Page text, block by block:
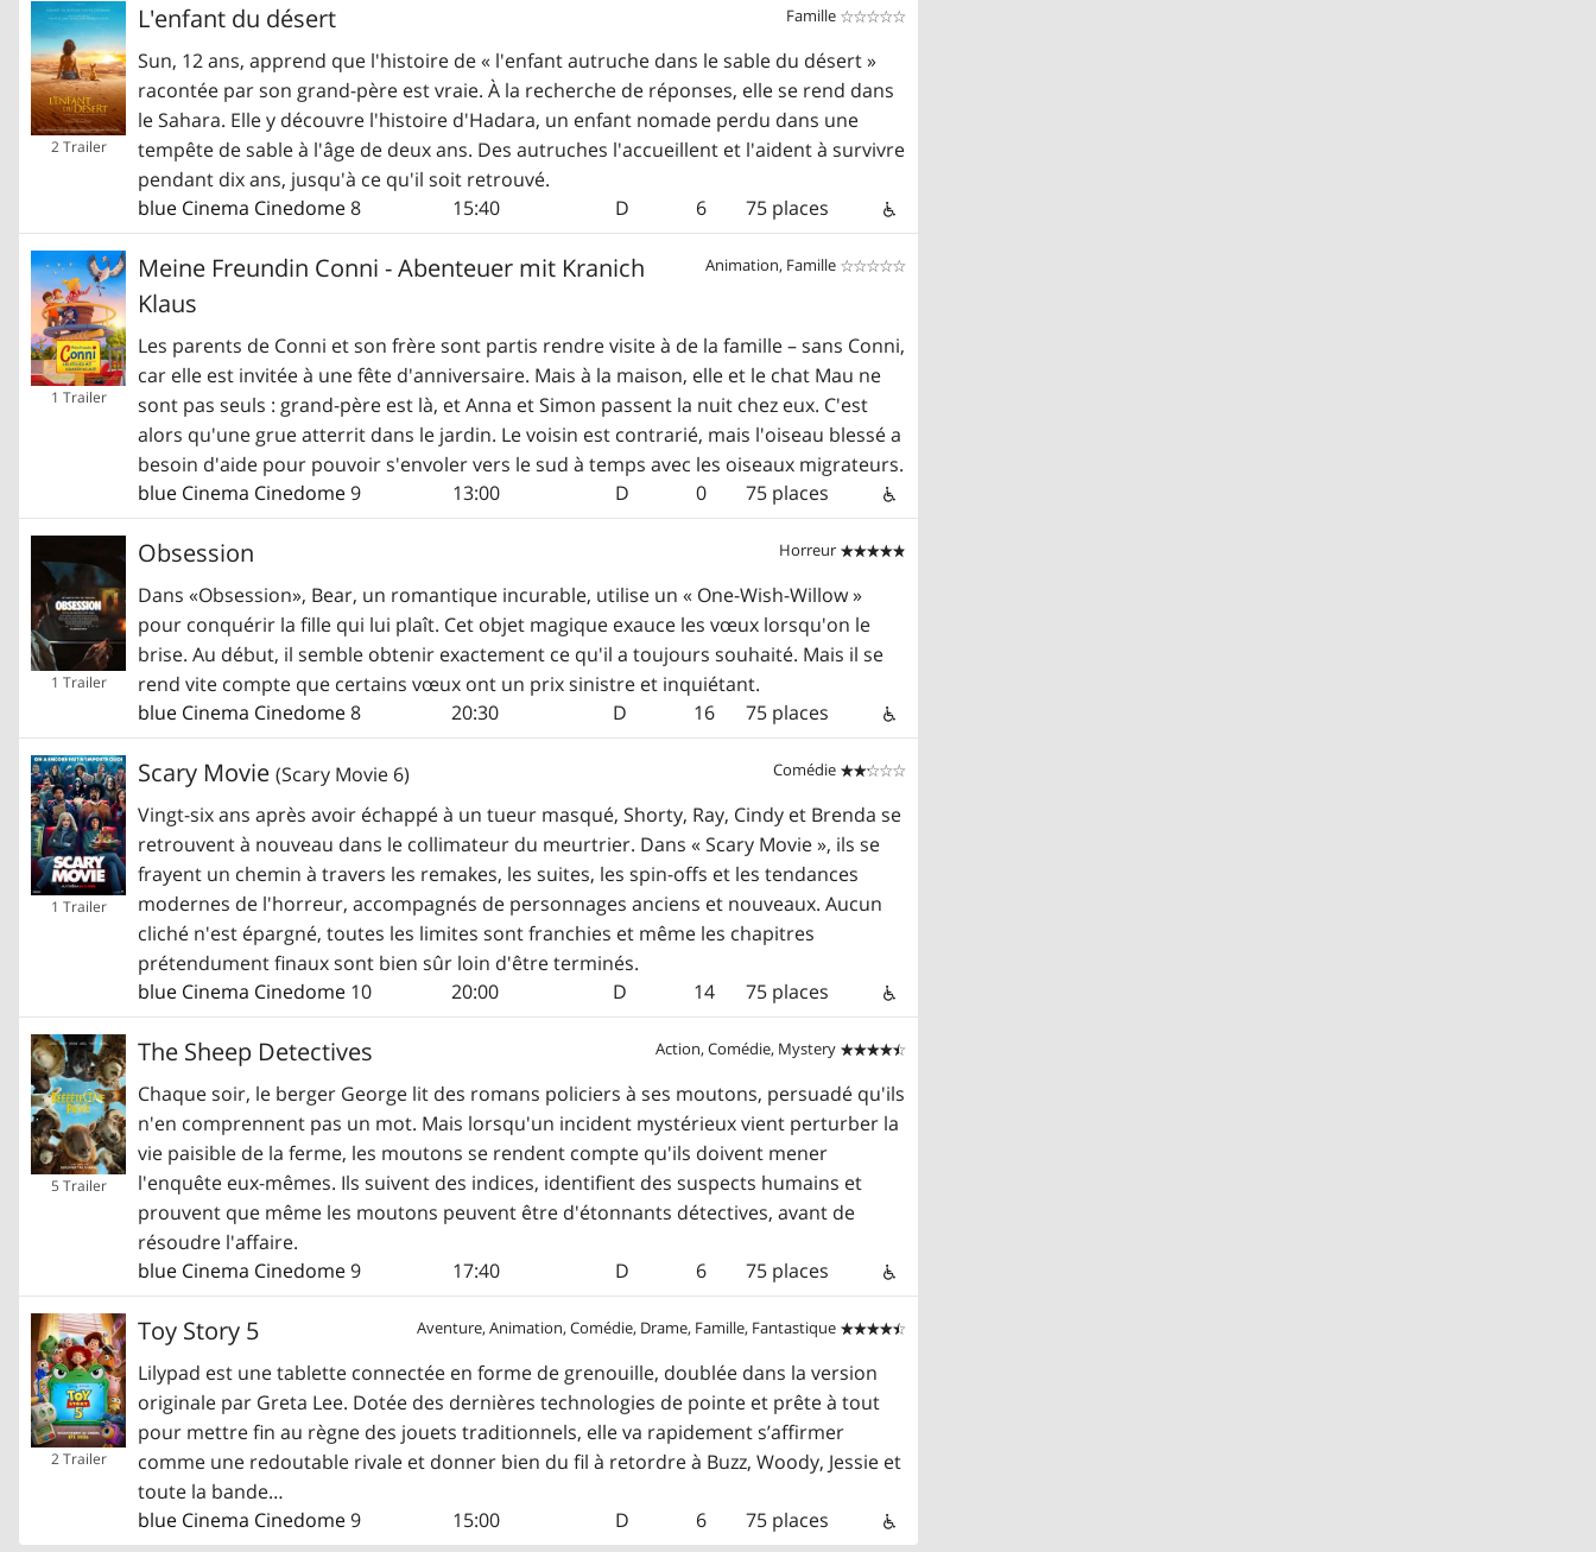
Famille 

2 Trailer
L'enfant du désert
Sun, 12 ans, apprend que l'histoire de « l'enfant autruche dans le sable du désert »
racontée par son grand-père est vraie. À la recherche de réponses, elle se rend dans
le Sahara. Elle y découvre l'histoire d'Hadara, un enfant nomade perdu dans une
tempête de sable à l'âge de deux ans. Des autruches l'accueillent et l'aident à survivre
pendant dix ans, jusqu'à ce qu'il soit retrouvé.
blue Cinema Cinedome8 15:40 D 6 75 places
Animation, Famille 

1 Trailer
Meine Freundin Conni - Abenteuer mit Kranich
Klaus
Les parents de Conni et son frère sont partis rendre visite à de la famille – sans Conni,
car elle est invitée à une fête d'anniversaire. Mais à la maison, elle et le chat Mau ne
sont pas seuls : grand-père est là, et Anna et Simon passent la nuit chez eux. C'est
alors qu'une grue atterrit dans le jardin. Le voisin est contrarié, mais l'oiseau blessé a
besoin d'aide pour pouvoir s'envoler vers le sud à temps avec les oiseaux migrateurs.
blue Cinema Cinedome9 13:00 D 0 75 places
Horreur 

1 Trailer
Obsession
Dans «Obsession», Bear, un romantique incurable, utilise un « One-Wish-Willow »
pour conquérir la fille qui lui plaît. Cet objet magique exauce les vœux lorsqu'on le
brise. Au début, il semble obtenir exactement ce qu'il a toujours souhaité. Mais il se
rend vite compte que certains vœux ont un prix sinistre et inquiétant.
blue Cinema Cinedome8 20:30 D 16 75 places
Comédie 

1 Trailer
Scary Movie (Scary Movie 6)
Vingt-six ans après avoir échappé à un tueur masqué, Shorty, Ray, Cindy et Brenda se
retrouvent à nouveau dans le collimateur du meurtrier. Dans « Scary Movie », ils se
frayent un chemin à travers les remakes, les suites, les spin-offs et les tendances
modernes de l'horreur, accompagnés de personnages anciens et nouveaux. Aucun
cliché n'est épargné, toutes les limites sont franchies et même les chapitres
prétendument finaux sont bien sûr loin d'être terminés.
blue Cinema Cinedome 10 20:00 D 14 75 places
Action, Comédie, Mystery 

5 Trailer
The Sheep Detectives
Chaque soir, le berger George lit des romans policiers à ses moutons, persuadé qu'ils
n'en comprennent pas un mot. Mais lorsqu'un incident mystérieux vient perturber la
vie paisible de la ferme, les moutons se rendent compte qu'ils doivent mener
l'enquête eux-mêmes. Ils suivent des indices, identifient des suspects humains et
prouvent que même les moutons peuvent être d'étonnants détectives, avant de
résoudre l'affaire.
blue Cinema Cinedome9 17:40 D 6 75 places
Aventure, Animation, Comédie, Drame, Famille, Fantastique 

2 Trailer
Toy Story 5
Lilypad est une tablette connectée en forme de grenouille, doublée dans la version
originale par Greta Lee. Dotée des dernières technologies de pointe et prête à tout
pour mettre fin au règne des jouets traditionnels, elle va rapidement s’affirmer
comme une redoutable rivale et donner bien du fil à retordre à Buzz, Woody, Jessie et
toute la bande…
blue Cinema Cinedome9 15:00 D 6 75 places